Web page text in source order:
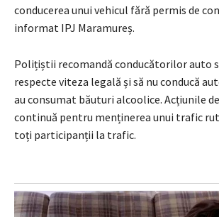
conducerea unui vehicul fără permis de
informat IPJ Maramureș.
Polițiștii recomandă conducătorilor auto
respecte viteza legală și să nu conducă
au consumat băuturi alcoolice. Acțiunile
continuă pentru menținerea unui trafic
toți participanții la trafic.